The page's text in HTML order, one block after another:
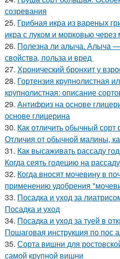
созревания
25. Грибная икра из вареных
икра с луком и морковью через
26. Полезна ли алыча. Алыча
свойства, польза и вред
27. Хронический бронхит у
28. Гортензия крупнолистная
крупнолистная: описание
29. Антифриз на основе
основе глицерина
30. Как отличить обычный сорт
Отличия от обычной малины,
31. Как высаживать рассаду
Когда сеять годецию на рассаду
32. Когда вносят мочевину в
применению удобрения
33. Посадка и уход за
Посадка и уход
34. Посадка и уход за туей в
Пошаговая инструкция по пос
35. Сорта вишни для
самой крупной вишни